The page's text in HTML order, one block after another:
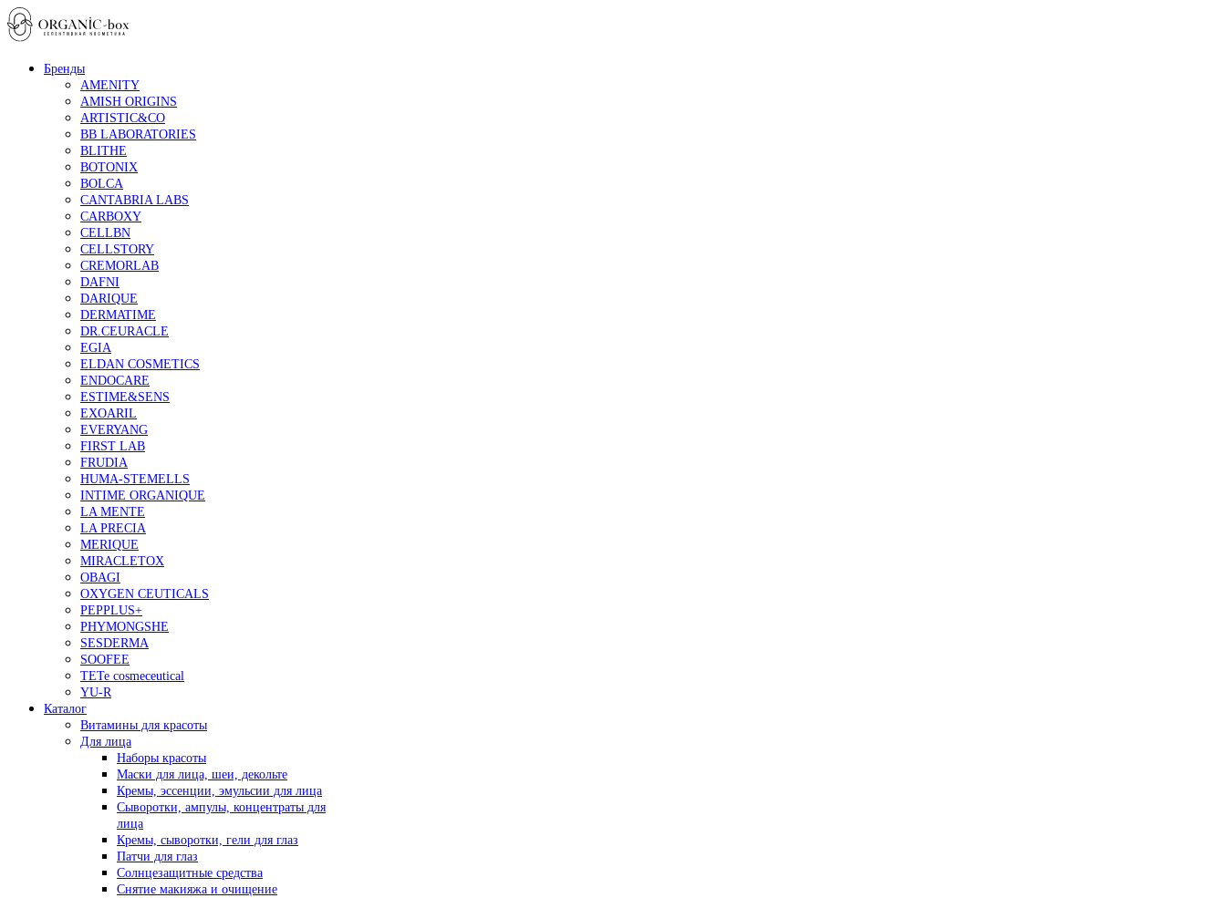
Бренды
AMENITY
AMISH ORIGINS
ARTISTIC&CO
BB LABORATORIES
BLITHE
BOTONIX
BOLCA
CANTABRIA LABS
CARBOXY
CELLBN
CELLSTORY
CREMORLAB
DAFNI
DARIQUE
DERMATIME
DR.CEURACLE
EGIA
ELDAN COSMETICS
ENDOCARE
ESTIME&SENS
EXOARIL
EVERYANG
FIRST LAB
FRUDIA
HUMA-STEMELLS
INTIME ORGANIQUE
LA MENTE
LA PRECIA
MERIQUE
MIRACLETOX
OBAGI
OXYGEN CEUTICALS
PEPPLUS+
PHYMONGSHE
SESDERMA
SOOFEE
TETe cosmeceutical
YU-R
Каталог
Витамины для красоты
Для лица
Наборы красоты
Маски для лица, шеи, декольте
Кремы, эссенции, эмульсии для лица
Сыворотки, ампулы, концентраты для
лица
Кремы, сыворотки, гели для глаз
Патчи для глаз
Солнцезащитные средства
Снятие макияжа и очищение